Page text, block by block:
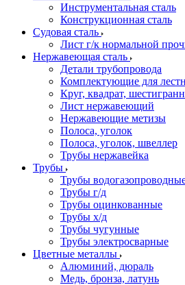
Инструментальная сталь
Конструкционная сталь
Судовая сталь
Лист г/к нормальной
Нержавеющая сталь
Детали трубопровода
Комплектующие для
Круг, квадрат,
Лист нержавеющий
Нержавеющие метизы
Полоса, уголок
Полоса, уголок, швеллер
Трубы нержавейка
Трубы
Трубы
Трубы г/д
Трубы оцинкованные
Трубы х/д
Трубы чугунные
Трубы электросварные
Цветные металлы
Алюминий, дюраль
Медь, бронза, латунь